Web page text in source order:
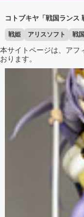
コトブキヤ「戦国ランス
戦姫 アリスソフト 戦
本サイトページは、アフ
おります。